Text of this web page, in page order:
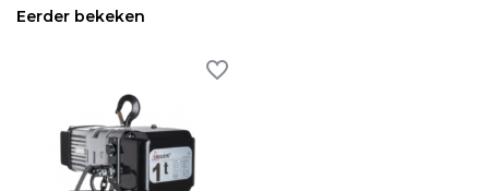
Eerder bekeken